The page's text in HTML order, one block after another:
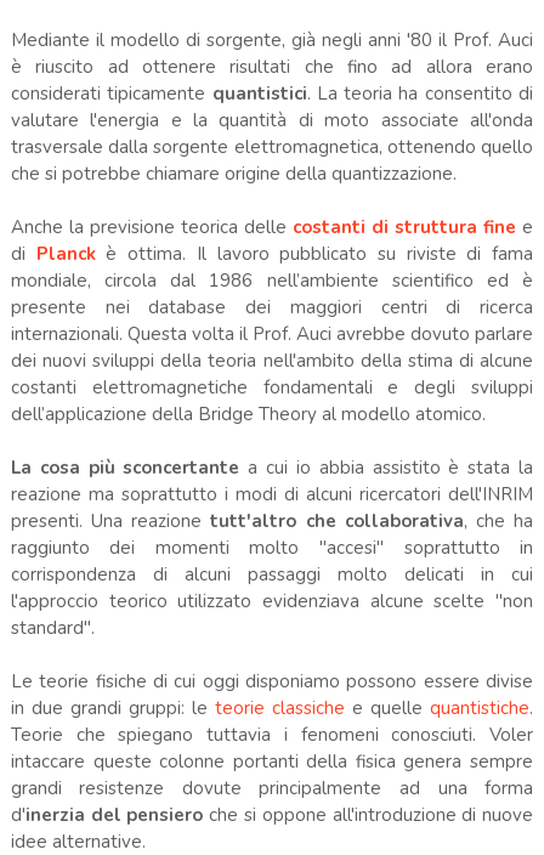
Mediante il modello di sorgente, già negli anni '80 il Prof. Auci
è riuscito ad ottenere risultati che fino ad allora erano
considerati tipicamente quantistici. La teoria ha consentito di
valutare l'energia e la quantità di moto associate all'onda
trasversale dalla sorgente elettromagnetica, ottenendo quello
che si potrebbe chiamare origine della quantizzazione.
Anche la previsione teorica delle costanti di struttura fine e
di Planckè ottima. Il lavoro pubblicato su riviste di fama
mondiale, circola dal 1986 nell’ambiente scientifico ed è
presente nei database dei maggiori centri di ricerca
internazionali. Questa volta il Prof. Auci avrebbe dovuto parlare
dei nuovi sviluppi della teoria nell'ambito della stima di alcune
costanti elettromagnetiche fondamentali e degli sviluppi
dell’applicazione della Bridge Theory al modello atomico.
La cosa più sconcertante a cui io abbia assistito è stata la
reazione ma soprattutto i modi di alcuni ricercatori dell'INRIM
presenti. Una reazionetutt'altro che collaborativa, che ha
raggiunto dei momenti molto "accesi" soprattutto in
corrispondenza di alcuni passaggi molto delicati in cui
l'approccio teorico utilizzato evidenziava alcune scelte "non
standard".
Le teorie fisiche di cui oggi disponiamo possono essere divise
in due grandi gruppi: le teorie classiche e quellequantistiche.
Teorie che spiegano tuttavia i fenomeni conosciuti. Voler
intaccare queste colonne portanti della fisica genera sempre
grandi resistenze dovute principalmente ad una forma
d'inerzia del pensieroche si oppone all'introduzione di nuove
idee alternative.